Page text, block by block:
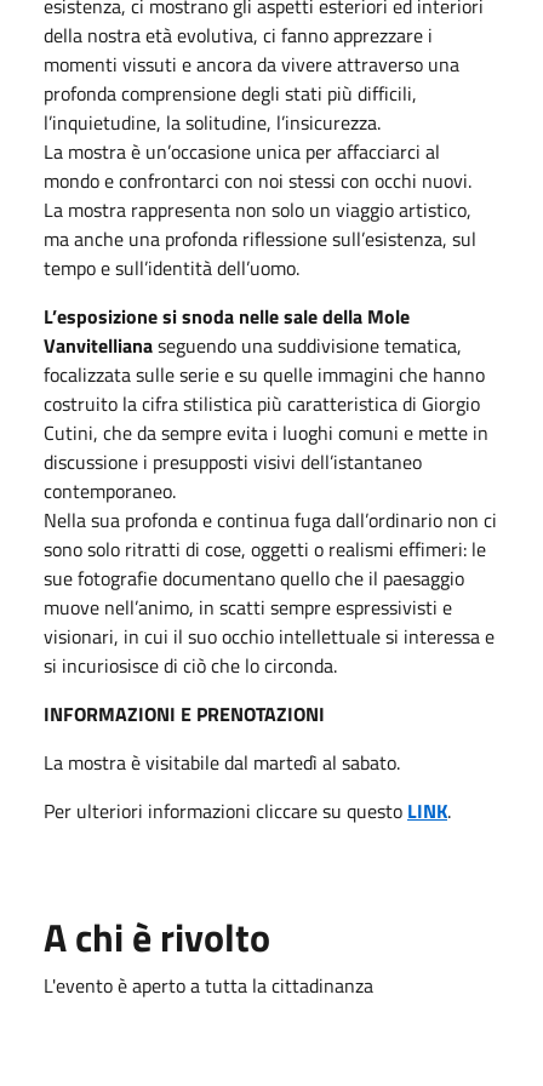
della nostra età evolutiva, ci fanno apprezzare i
momenti vissuti e ancora da vivere attraverso una
profonda comprensione degli stati più difficili,
l’inquietudine, la solitudine, l’insicurezza.
La mostra è un’occasione unica per affacciarci al
mondo e confrontarci con noi stessi con occhi nuovi.
La mostra rappresenta non solo un viaggio artistico,
ma anche una profonda riflessione sull’esistenza, sul
tempo e sull’identità dell’uomo.
L’esposizione si snoda nelle sale della Mole
Vanvitellianaseguendo una suddivisione tematica,
focalizzata sulle serie e su quelle immagini che hanno
costruito la cifra stilistica più caratteristica di Giorgio
Cutini, che da sempre evita i luoghi comuni e mette in
discussione i presupposti visivi dell’istantaneo
contemporaneo.
Nella sua profonda e continua fuga dall’ordinario non ci
sono solo ritratti di cose, oggetti o realismi effimeri: le
sue fotografie documentano quello che il paesaggio
muove nell’animo, in scatti sempre espressivisti e
visionari, in cui il suo occhio intellettuale si interessa e
si incuriosisce di ciò che lo circonda.
INFORMAZIONI E PRENOTAZIONI
La mostra è visitabile dal martedì al sabato.
Per ulteriori informazioni cliccare su questo LINK.
A chi è rivolto
L'evento è aperto a tutta la cittadinanza